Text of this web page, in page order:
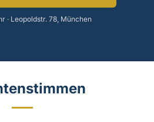
· Leopoldstr. 78, München